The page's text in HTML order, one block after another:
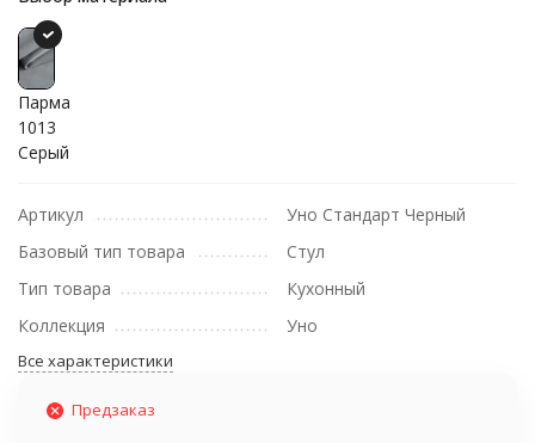
Парма
1013
Серый
Артикул
Уно Стандарт Черный
Базовый тип товара
Стул
Тип товара
Кухонный
Коллекция
Уно
Все характеристики
Предзаказ